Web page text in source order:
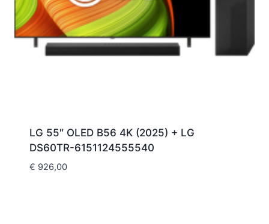
LG 55″ OLED B56 4K (2025) + LG
DS60TR-6151124555540
€ 926,00